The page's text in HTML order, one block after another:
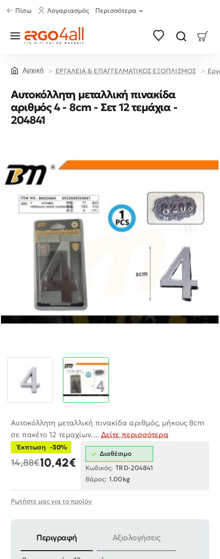
Πίσω Λογαριασμός Περισσότερα
ΕΡΓΑΛΕΙΑ & ΕΠΑΓΓΕΛΜΑΤΙΚΟΣ ΕΞΟΠΛΙΣΜΟΣ
Αυτοκόλλητη μεταλλική πινακίδα
αριθμός 4 - 8cm - Σετ 12 τεμάχια -
204841
Αυτοκόλλητη μεταλλική πινακίδα αριθμός, μήκους 8cm
σε πακέτο 12 τεμαχίων.... Δείτε περισσότερα
Έκπτωση -30%
10,42€
14,88€
Διαθέσιμο
Κωδικός: TRD-204841
Βάρος: 1.00kg
Ρωτήστε μας για το προϊόν
Περιγραφή Αξιολογήσεις
Αυτοκόλλητη μεταλλική πινακίδα αριθμός, μήκους